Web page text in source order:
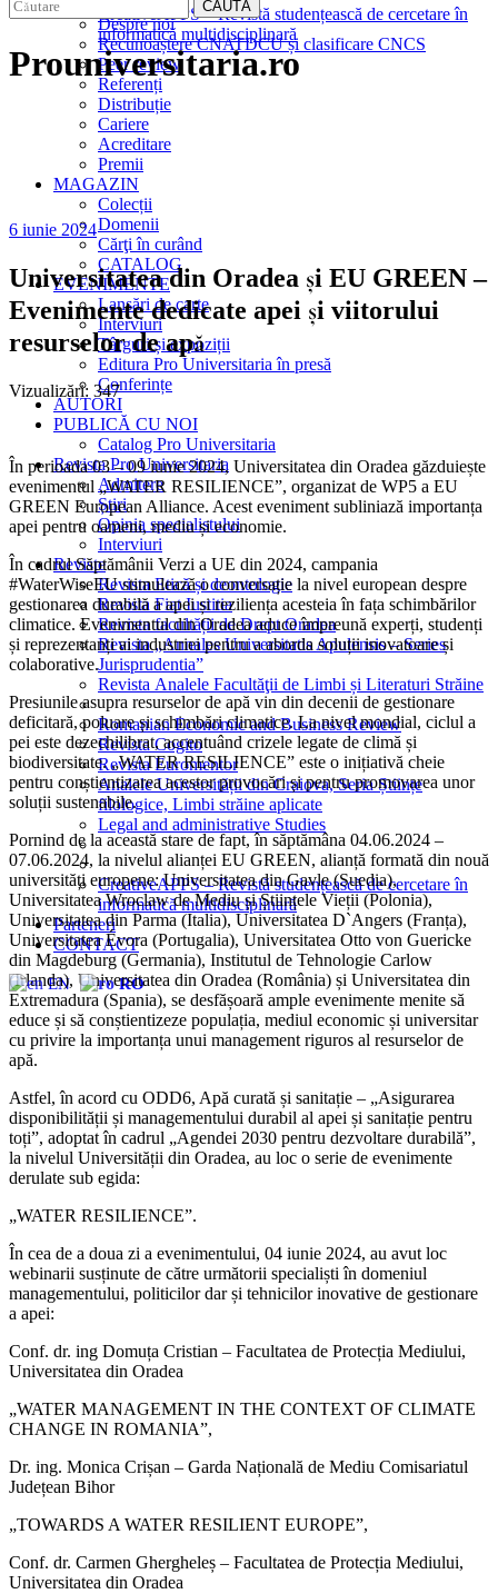
CreativeAPPS – Revistă studențească de cercetare în
informatică multidisciplinară
EDITURA
Despre noi
Recunoaștere CNATDCU și clasificare CNCS
Peer review
Referenți
Distribuție
Cariere
Acreditare
Premii
MAGAZIN
Colecții
Domenii
Cărţi în curând
CATALOG
EVENIMENTE
Lansări de carte
Interviuri
Târguri și expoziții
Editura Pro Universitaria în presă
Conferințe
AUTORI
PUBLICĂ CU NOI
Catalog Pro Universitaria
Revista Pro Universitaria
Admitere
Știri
Opinia specialistului
Interviuri
Reviste
Revista Etică și deontologie
Revista Fiat Iustitia
Revista facultății de Drept Oradea
Revista „Annales Universitatis Apulensis – Series
Jurisprudentia”
Revista Analele Facultăţii de Limbi și Literaturi Străine
Romanian Economic and Business Review
Revista Cogito
Revista Euromentor
Analele Universității din Craiova, Seria Științe
filologice, Limbi străine aplicate
Legal and administrative Studies
CreativeAPPS – Revistă studențească de cercetare în
informatică multidisciplinară
Parteneri
CONTACT
EN RO
CAUTĂ
Prouniversitaria.ro
6 iunie 2024
Universitatea din Oradea și EU GREEN –
Evenimente dedicate apei și viitorului
resurselor de apă
Vizualizări: 347
În perioada 03 – 09 iunie 2024, Universitatea din Oradea găzduiește
evenimentul „WATER RESILIENCE”, organizat de WP5 a EU
GREEN European Alliance. Acest eveniment subliniază importanța
apei pentru oameni, mediu și economie.
În cadrul Săptămânii Verzi a UE din 2024, campania
#WaterWiseEU stimulează o conversație la nivel european despre
gestionarea durabilă a apei și reziliența acesteia în fața schimbărilor
climatice. Evenimentul din Oradea aduce împreună experți, studenți
și reprezentanți ai industriei pentru a aborda soluții inovatoare și
colaborative.
Presiunile asupra resurselor de apă vin din decenii de gestionare
deficitară, poluare și schimbări climatice. La nivel mondial, ciclul a
pei este dezechilibrat, accentuând crizele legate de climă și
biodiversitate. „WATER RESILIENCE” este o inițiativă cheie
pentru conștientizarea acestor provocări și pentru promovarea unor
soluții sustenabile.
Pornind de la această stare de fapt, în săptămâna 04.06.2024 –
07.06.2024, la nivelul alianței EU GREEN, alianță formată din nouă
universități europene: Universitatea din Gavle (Suedia),
Universitatea Wroclaw de Mediu și Științele Vieții (Polonia),
Universitatea din Parma (Italia), Universitatea D`Angers (Franța),
Universitatea Évora (Portugalia), Universitatea Otto von Guericke
din Magdeburg (Germania), Institutul de Tehnologie Carlow
(Irlanda), Universitatea din Oradea (România) și Universitatea din
Extremadura (Spania), se desfășoară ample evenimente menite să
educe și să conștientizeze populația, mediul economic și universitar
cu privire la importanța unui management riguros al resurselor de
apă.
Astfel, în acord cu ODD6, Apă curată și sanitație – „Asigurarea
disponibilității și managementului durabil al apei și sanitație pentru
toți”, adoptat în cadrul „Agendei 2030 pentru dezvoltare durabilă”,
la nivelul Universității din Oradea, au loc o serie de evenimente
derulate sub egida:
„WATER RESILIENCE”.
În cea de a doua zi a evenimentului, 04 iunie 2024, au avut loc
webinarii susținute de către următorii specialiști în domeniul
managementului, politicilor dar și tehnicilor inovative de gestionare
a apei:
Conf. dr. ing Domuța Cristian – Facultatea de Protecția Mediului,
Universitatea din Oradea
„WATER MANAGEMENT IN THE CONTEXT OF CLIMATE
CHANGE IN ROMANIA”,
Dr. ing. Monica Crișan – Garda Națională de Mediu Comisariatul
Județean Bihor
„TOWARDS A WATER RESILIENT EUROPE”,
Conf. dr. Carmen Ghergheleș – Facultatea de Protecția Mediului,
Universitatea din Oradea